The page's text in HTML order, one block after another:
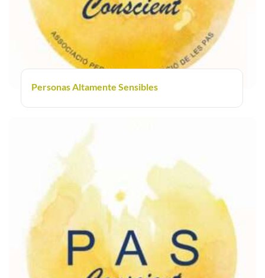
Personas Altamente Sensibles